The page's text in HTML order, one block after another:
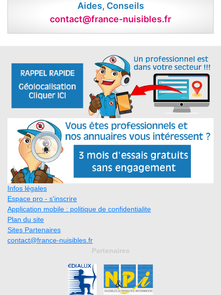
Aides, Conseils
contact@france-nuisibles.fr
Infos légales
Espace pro - s'inscrire
Application mobile : politique de confidentialite
Plan du site
Sites Partenaires
contact@france-nuisibles.fr
Partenaires